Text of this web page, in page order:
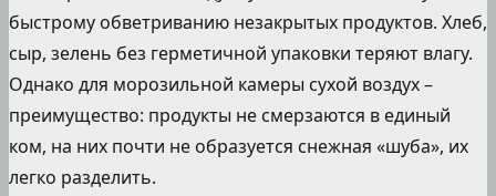
быстрому обветриванию незакрытых продуктов. Хлеб,
сыр, зелень без герметичной упаковки теряют влагу.
Однако для морозильной камеры сухой воздух –
преимущество: продукты не смерзаются в единый
ком, на них почти не образуется снежная «шуба», их
легко разделить.